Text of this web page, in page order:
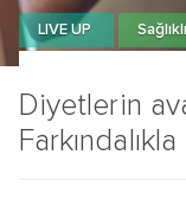
Diyetlerin
LIVE UP